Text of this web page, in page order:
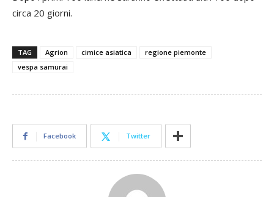
circa 20 giorni.
TAG Agrion cimice asiatica
regione piemonte
vespa samurai
Facebook Twitter